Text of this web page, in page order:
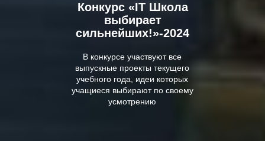
Конкурс «IT Школа
выбирает
сильнейших!»-2024
В конкурсе участвуют все
выпускные проекты текущего
учебного года, идеи которых
учащиеся выбирают по своему
усмотрению